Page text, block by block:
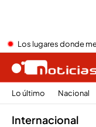
Los lugares donde
Lo último Nacional
Internacional